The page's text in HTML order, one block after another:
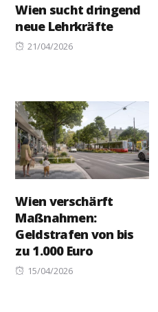
Wien sucht dringend
neue Lehrkräfte
Posted
21/04/2026
Wien verschärft
Maßnahmen:
Geldstrafen von bis
zu 1.000 Euro
Posted
15/04/2026